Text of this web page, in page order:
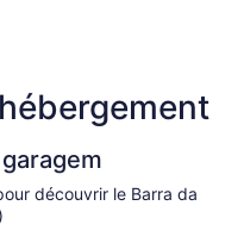
découvrir le Barra da